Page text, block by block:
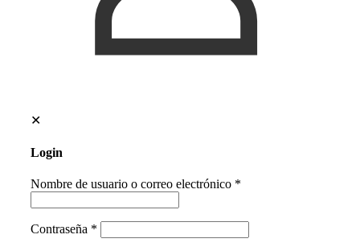
✕
Login
Nombre de usuario o correo electrónico *
Contraseña *